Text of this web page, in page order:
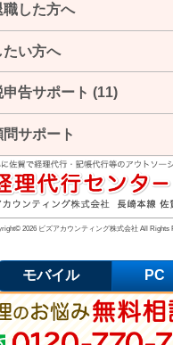
した方へ
たい方へ
告サポート (11)
サポート
2026 ビズアカウンティング株式会社 All Rights
モバイル PC